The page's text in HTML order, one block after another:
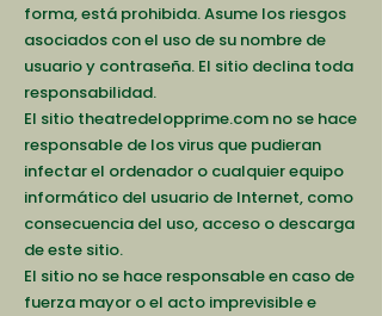
forma, está prohibida. Asume los riesgos
asociados con el uso de su nombre de
usuario y contraseña. El sitio declina toda
responsabilidad.
El sitio theatredelopprime.com no se hace
responsable de los virus que pudieran
infectar el ordenador o cualquier equipo
informático del usuario de Internet, como
consecuencia del uso, acceso o descarga
de este sitio.
El sitio no se hace responsable en caso de
fuerza mayor o el acto imprevisible e